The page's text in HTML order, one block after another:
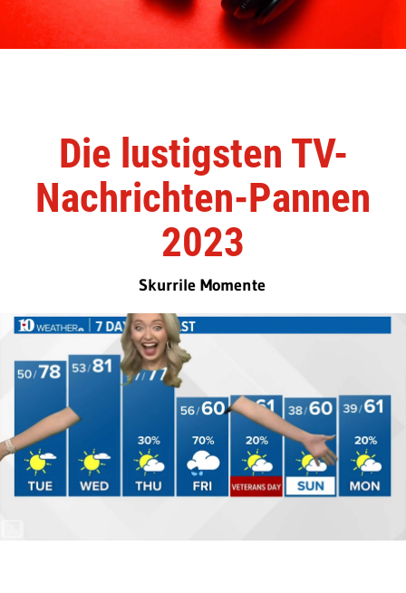
Die lustigsten TV-
Nachrichten-Pannen
2023
Skurrile Momente